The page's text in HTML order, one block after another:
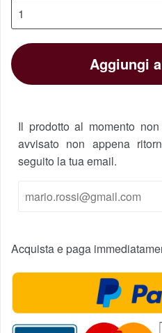
Aggiungi
Il prodotto al momento
avvisato non appena
seguito la tua email.
Acquista e paga